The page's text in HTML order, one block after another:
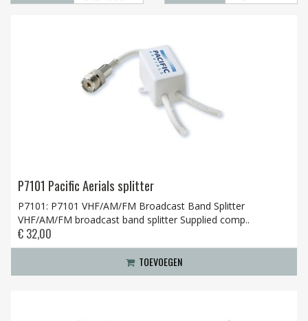
P7101 Pacific Aerials splitter
P7101: P7101 VHF/AM/FM Broadcast Band Splitter
VHF/AM/FM broadcast band splitter Supplied comp..
€ 32,00
TOEVOEGEN